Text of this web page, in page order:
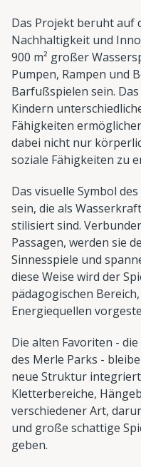
Das Projekt beruht auf
Nachhaltigkeit und
900 m² großer
Pumpen, Rampen und
Barfußspielen sein.
Kindern
Fähigkeiten
dabei nicht nur
soziale Fähigkeiten zu
Das visuelle Symbol
sein, die als
stilisiert sind.
Passagen, werden sie
Sinnesspiele und
diese Weise wird der
pädagogischen
Energiequellen
Die alten Favoriten -
des Merle Parks -
neue Struktur
Kletterbereiche,
verschiedener Art,
und große schattige
geben.